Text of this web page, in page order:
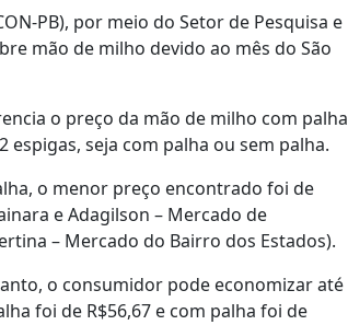
PB), por meio do Setor de Pesquisa e
mão de milho devido ao mês do São
o preço da mão de milho com palha
seja com palha ou sem palha.
o menor preço encontrado foi de
e Adagilson – Mercado de
– Mercado do Bairro dos Estados).
o consumidor pode economizar até
foi de R$56,67 e com palha foi de